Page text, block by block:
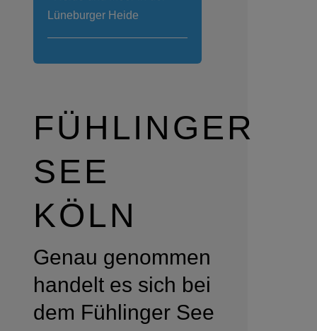
Lüneburger Heide
FÜHLINGER
SEE
KÖLN
Genau genommen
handelt es sich bei
dem Fühlinger See